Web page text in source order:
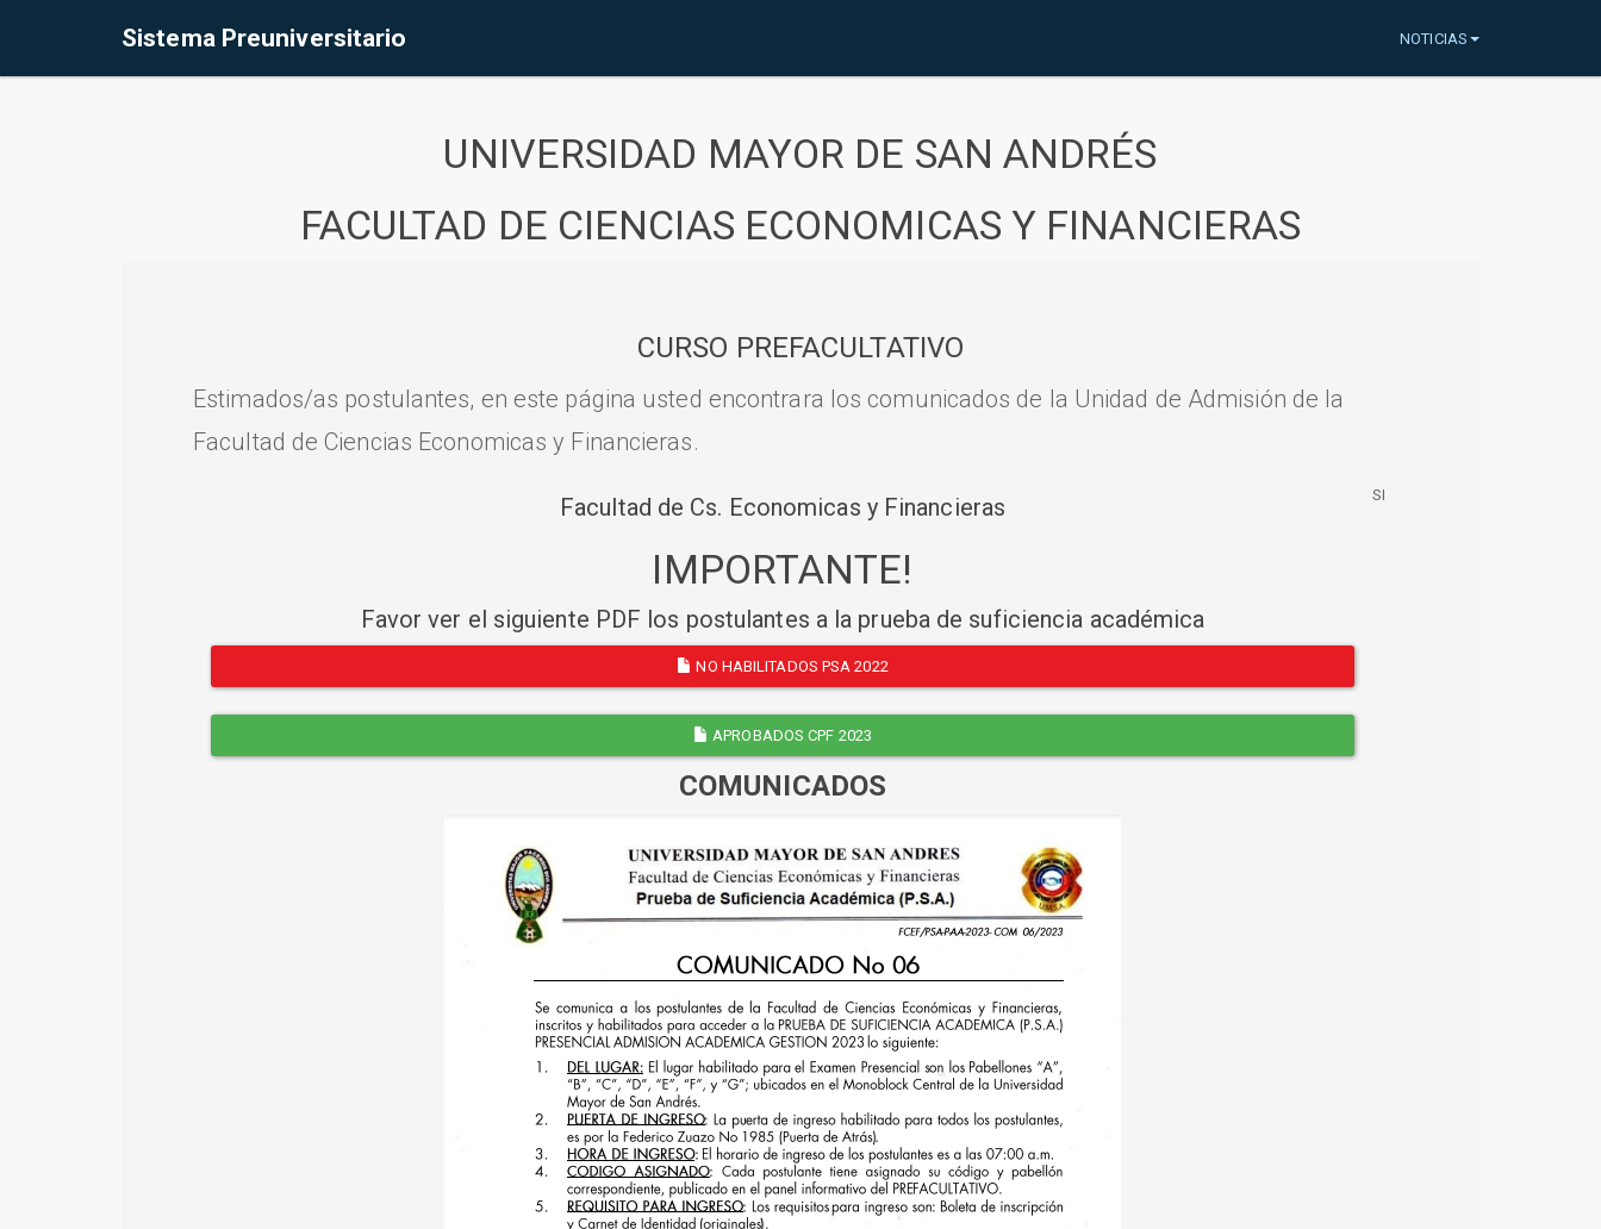
Sistema Preuniversitario NOTICIAS
UNIVERSIDAD MAYOR DE SAN ANDRÉS
FACULTAD DE CIENCIAS ECONOMICAS Y FINANCIERAS
CURSO PREFACULTATIVO
Estimados/as postulantes, en este página usted encontrara los comunicados de la Unidad de Admisión de la
Facultad de Ciencias Economicas y Financieras.
Facultad de Cs. Economicas y Financieras
IMPORTANTE!
Favor ver el siguiente PDF los postulantes a la prueba de suficiencia académica
NO HABILITADOS PSA 2022
APROBADOS CPF 2023
COMUNICADOS
SI